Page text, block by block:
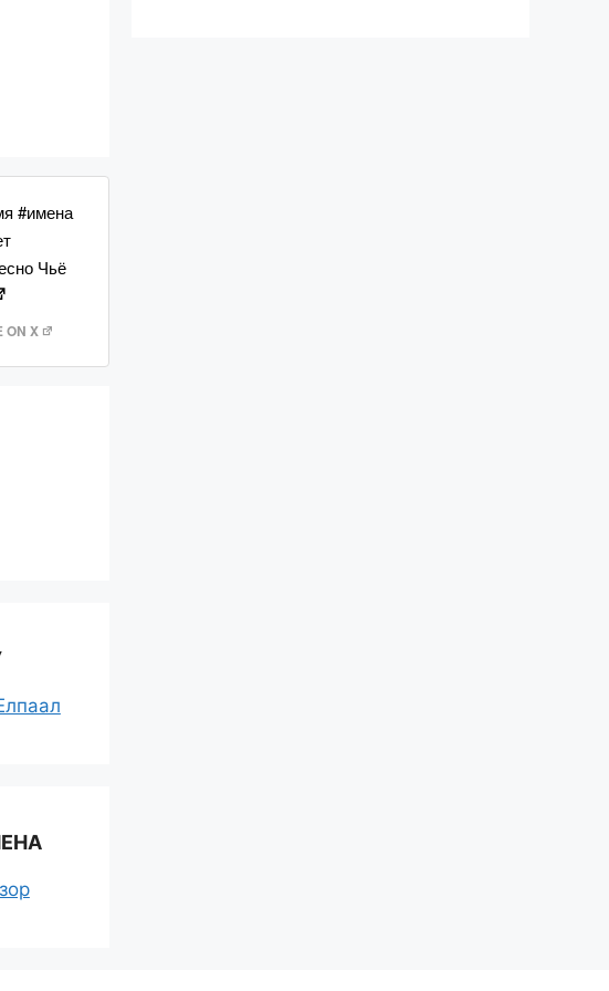
#имена
Чьё
ON X